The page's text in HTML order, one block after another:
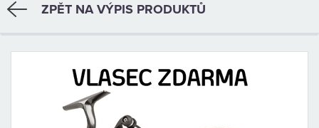
BIŽUTERIE
STOJANY
ZPĚT NA VÝPIS PRODUKTŮ